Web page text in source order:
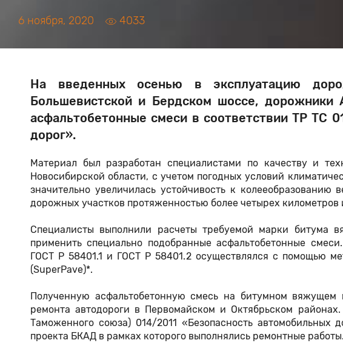
6 ноября, 2020 4033
На введенных осенью в эксплуатацию
Большевистской и Бердском шоссе, дорожники
асфальтобетонные смеси в соответствии ТР ТС
дорог».
Материал был разработан специалистами по качеству и
Новосибирской области, с учетом погодных условий
значительно увеличилась устойчивость к колееобразованию
дорожных участков протяженностью более четырех
Специалисты выполнили расчеты требуемой марки битума
применить специально подобранные асфальтобетонные
ГОСТ Р 58401.1 и ГОСТ Р 58401.2 осуществлялся с помощью
(SuperPave)*.
Полученную асфальтобетонную смесь на битумном
ремонта автодороги в Первомайском и Октябрьском
Таможенного союза) 014/2011 «Безопасность автомобильных
проекта БКАД в рамках которого выполнялись ремонтные работы.